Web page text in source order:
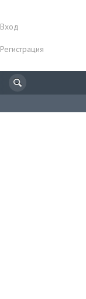
Вход
Регистрация